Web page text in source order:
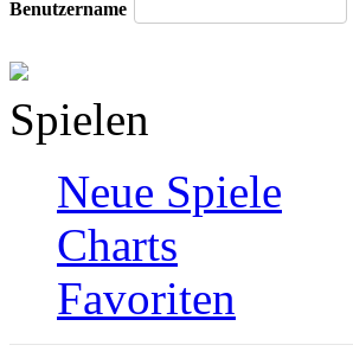
Benutzername
Spielen
Neue Spiele
Charts
Favoriten